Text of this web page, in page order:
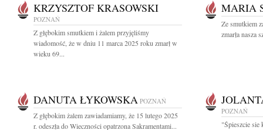
KRZYSZTOF KRASOWSKI
POZNAŃ
Z głębokim smutkiem i żalem przyjęliśmy
wiadomość, że w dniu 11 marca 2025 roku zmarł w
wieku 69...
MARIA
Ze smutkiem
zmarła nasza
DANUTA ŁYKOWSKA POZNAŃ
Z głębokim żalem zawiadamiamy, że 15 lutego 2025
r. odeszła do Wieczności opatrzona Sakramentami...
POZNAŃ
"Śpieszcie sie